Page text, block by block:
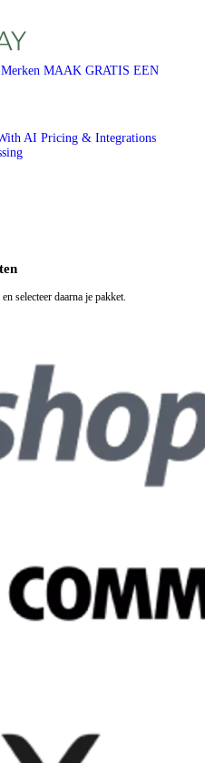
Merken MAAK GRATIS EEN
AI Pricing & Integrations
selecteer daarna je pakket.